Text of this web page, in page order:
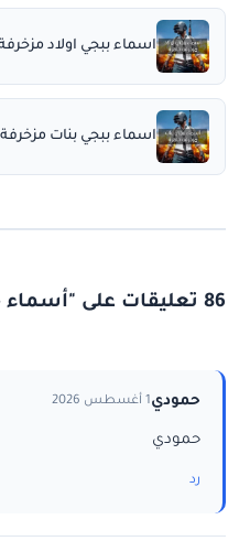
اسماء ببجي اولاد
اسماء ببجي بنات
86 تعليقات على "أسماء جاهزة"
حمودي1 أغسطس 2026
حمودي
رد